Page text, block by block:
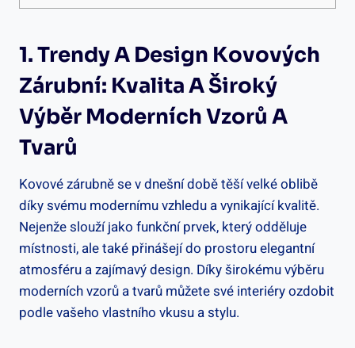
1. Trendy A Design Kovových
Zárubní: Kvalita A Široký
Výběr Moderních Vzorů A
Tvarů
Kovové zárubně se v dnešní době těší velké oblibě
díky svému modernímu vzhledu a vynikající kvalitě.
Nejenže slouží jako funkční prvek, který odděluje
místnosti, ale také přinášejí do prostoru elegantní
atmosféru a zajímavý design. Díky širokému výběru
moderních vzorů a tvarů můžete své interiéry ozdobit
podle vašeho vlastního vkusu a stylu.